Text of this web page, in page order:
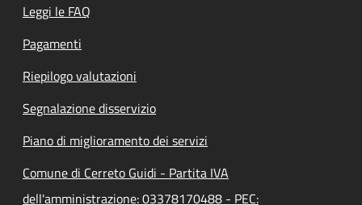
Leggi le FAQ
Pagamenti
Riepilogo valutazioni
Segnalazione disservizio
Piano di miglioramento dei servizi
Comune di Cerreto Guidi - Partita IVA
dell'amministrazione: 03378170488 - PEC: